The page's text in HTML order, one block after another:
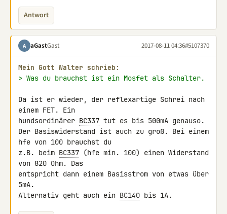
Antwort
A aGastGast 2017-08-11 04:36#5107370
Mein Gott Walter schrieb:
> Was du brauchst ist ein Mosfet als Schalter.
Da ist er wieder, der reflexartige Schrei nach
einem FET. Ein
hundsordinärer BC337 tut es bis 500mA genauso.
Der Basiswiderstand ist auch zu groß. Bei einem
hfe von 100 brauchst du
z.B. beim BC337 (hfe min. 100) einen Widerstand
von 820 Ohm. Das
entspricht dann einem Basisstrom von etwas über
5mA.
Alternativ geht auch ein BC140 bis 1A.